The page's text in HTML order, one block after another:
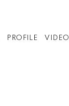
PROFILE VIDEO